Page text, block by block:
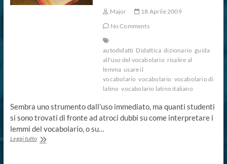
Major
18 Aprile 2009
No Comments
autodidatti Didattica dizionario guida
all'uso del vocabolario risalire al
lemma usare il
vocabolario vocabolario vocabolario di
latino vocabolario latino italiano
Sembra uno strumento dall’uso immediato, ma quanti studenti
si sono trovati di fronte ad atroci dubbi su come interpretare i
lemmi del vocabolario, o su…
Leggi tuttoVocabolario…